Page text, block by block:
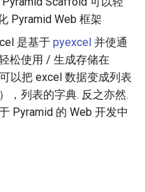
Pyramid Web 框架
是基于 pyexcel 并使通
松使用 / 生成存储在
以把 excel 数据变成列表
，列表的字典. 反之亦然.
Pyramid 的 Web 开发中